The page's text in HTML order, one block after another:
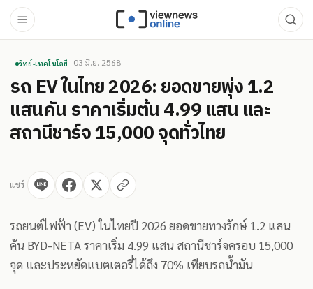
วิทย์-เทคโนโลยี 03 มิ.ย. 2568
รถ EV ในไทย 2026: ยอดขายพุ่ง 1.2
แสนคัน ราคาเริ่มต้น 4.99 แสน และ
สถานีชาร์จ 15,000 จุดทั่วไทย
แชร์
รถยนต์ไฟฟ้า (EV) ในไทยปี 2026 ยอดขายทวงรักษ์ 1.2 แสน
คัน BYD-NETA ราคาเริ่ม 4.99 แสน สถานีชาร์จครอบ 15,000
จุด และประหยัดแบตเตอรี่ได้ถึง 70% เทียบรถน้ำมัน